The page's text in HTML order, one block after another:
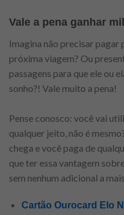
Vale a pena ganhar
Imagina não precisar pagar
próxima viagem? Ou
passagens para que ele ou
sonho?! Vale muito a pena!
Pense conosco: você vai
qualquer jeito, não é
chega e você paga de
que ter essa vantagem
sem nenhum adicional a mais.
Cartão Ourocard Elo